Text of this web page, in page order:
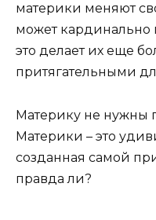
материки меняют
может кардинально
это делает их еще
притягательными
Материку не нужны
Материки – это
созданная самой
правда ли?